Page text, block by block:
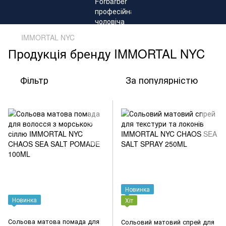
IMMORTAL NYC
Продукція бренду IMMORTAL NYC
Фільтр За популярністю
Новинка
Сольова матова помада для
Новинка
Хіт
Сольовий матовий спрей для